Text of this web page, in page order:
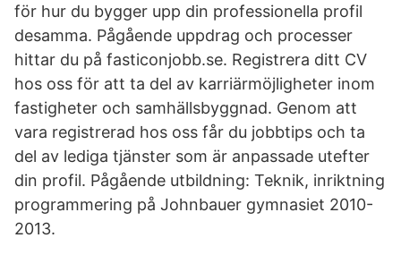
för hur du bygger upp din professionella profil
desamma. Pågående uppdrag och processer
hittar du på fasticonjobb.se. Registrera ditt CV
hos oss för att ta del av karriärmöjligheter inom
fastigheter och samhällsbyggnad. Genom att
vara registrerad hos oss får du jobbtips och ta
del av lediga tjänster som är anpassade utefter
din profil. Pågående utbildning: Teknik, inriktning
programmering på Johnbauer gymnasiet 2010-
2013.